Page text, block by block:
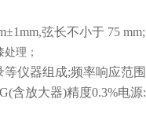
弦长不小于 75 mm;
处理；
仪器组成;频率响应范
含放大器)精度0.3%电源